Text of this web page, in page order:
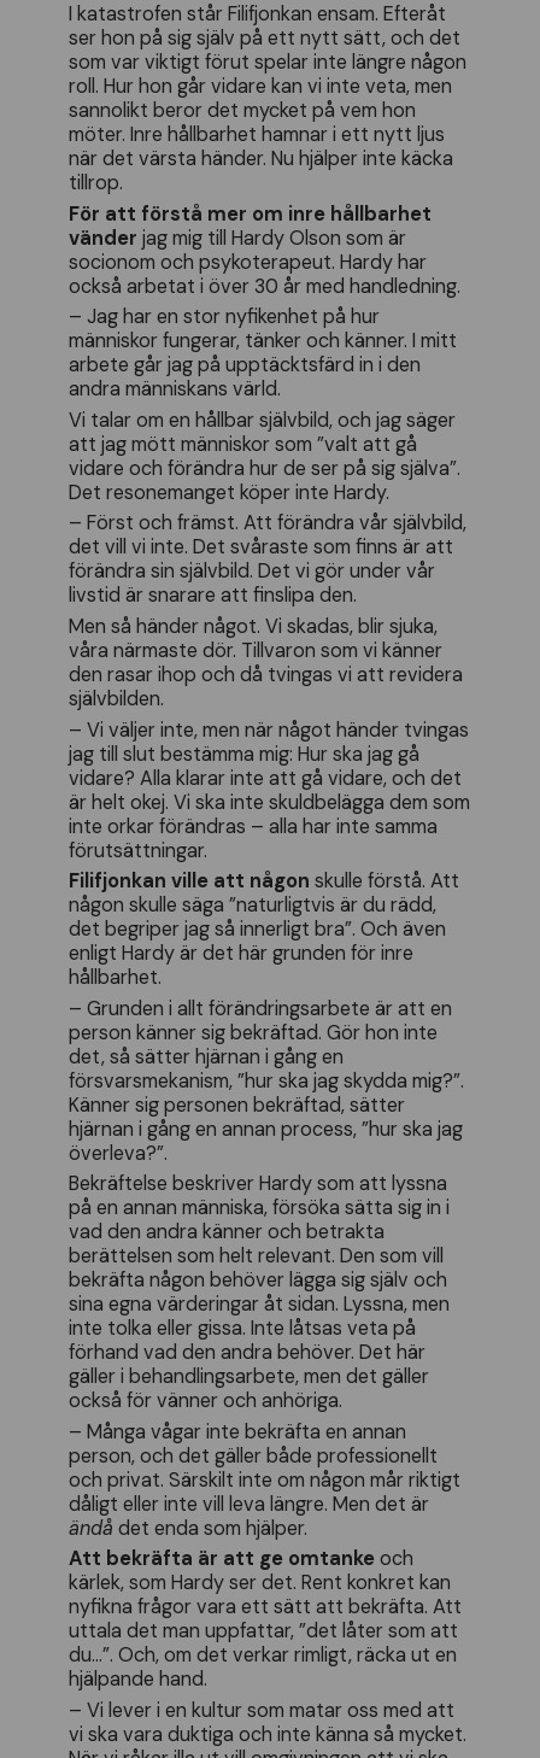
I katastrofen står Filifjonkan ensam. Efteråt
ser hon på sig själv på ett nytt sätt, och det
som var viktigt förut spelar inte längre någon
roll. Hur hon går vidare kan vi inte veta, men
sannolikt beror det mycket på vem hon
möter. Inre hållbarhet hamnar i ett nytt ljus
när det värsta händer. Nu hjälper inte käcka
tillrop.
För att förstå mer om inre hållbarhet
vänder jag mig till Hardy Olson som är
socionom och psykoterapeut. Hardy har
också arbetat i över 30 år med handledning.
– Jag har en stor nyfikenhet på hur
människor fungerar, tänker och känner. I mitt
arbete går jag på upptäcktsfärd in i den
andra människans värld.
Vi talar om en hållbar självbild, och jag säger
att jag mött människor som ”valt att gå
vidare och förändra hur de ser på sig själva”.
Det resonemanget köper inte Hardy.
– Först och främst. Att förändra vår självbild,
det vill vi inte. Det svåraste som finns är att
förändra sin självbild. Det vi gör under vår
livstid är snarare att finslipa den.
Men så händer något. Vi skadas, blir sjuka,
våra närmaste dör. Tillvaron som vi känner
den rasar ihop och då tvingas vi att revidera
självbilden.
– Vi väljer inte, men när något händer tvingas
jag till slut bestämma mig: Hur ska jag gå
vidare? Alla klarar inte att gå vidare, och det
är helt okej. Vi ska inte skuldbelägga dem som
inte orkar förändras – alla har inte samma
förutsättningar.
Filifjonkan ville att någon skulle förstå. Att
någon skulle säga ”naturligtvis är du rädd,
det begriper jag så innerligt bra”. Och även
enligt Hardy är det här grunden för inre
hållbarhet.
– Grunden i allt förändringsarbete är att en
person känner sig bekräftad. Gör hon inte
det, så sätter hjärnan i gång en
försvarsmekanism, ”hur ska jag skydda mig?”.
Känner sig personen bekräftad, sätter
hjärnan i gång en annan process, ”hur ska jag
överleva?”.
Bekräftelse beskriver Hardy som att lyssna
på en annan människa, försöka sätta sig in i
vad den andra känner och betrakta
berättelsen som helt relevant. Den som vill
bekräfta någon behöver lägga sig själv och
sina egna värderingar åt sidan. Lyssna, men
inte tolka eller gissa. Inte låtsas veta på
förhand vad den andra behöver. Det här
gäller i behandlingsarbete, men det gäller
också för vänner och anhöriga.
– Många vågar inte bekräfta en annan
person, och det gäller både professionellt
och privat. Särskilt inte om någon mår riktigt
dåligt eller inte vill leva längre. Men det är
ändå det enda som hjälper.
Att bekräfta är att ge omtankeoch
kärlek, som Hardy ser det. Rent konkret kan
nyfikna frågor vara ett sätt att bekräfta. Att
uttala det man uppfattar, ”det låter som att
du...”. Och, om det verkar rimligt, räcka ut en
hjälpande hand.
– Vi lever i en kultur som matar oss med att
vi ska vara duktiga och inte känna så mycket.